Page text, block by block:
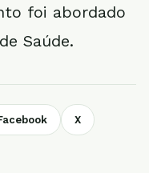
foi abordado
Saúde.
X